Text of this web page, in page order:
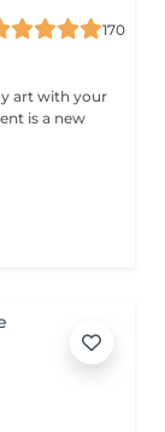
170
art with your
is a new